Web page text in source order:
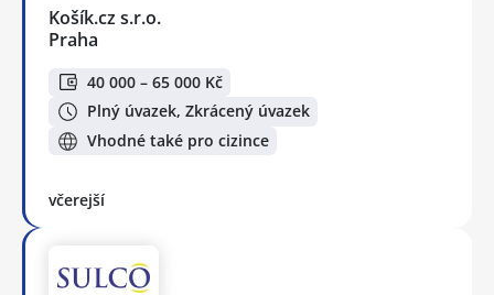
Košík.cz s.r.o.
Praha
40 000 – 65 000 Kč
Plný úvazek, Zkrácený úvazek
Vhodné také pro cizince
včerejší